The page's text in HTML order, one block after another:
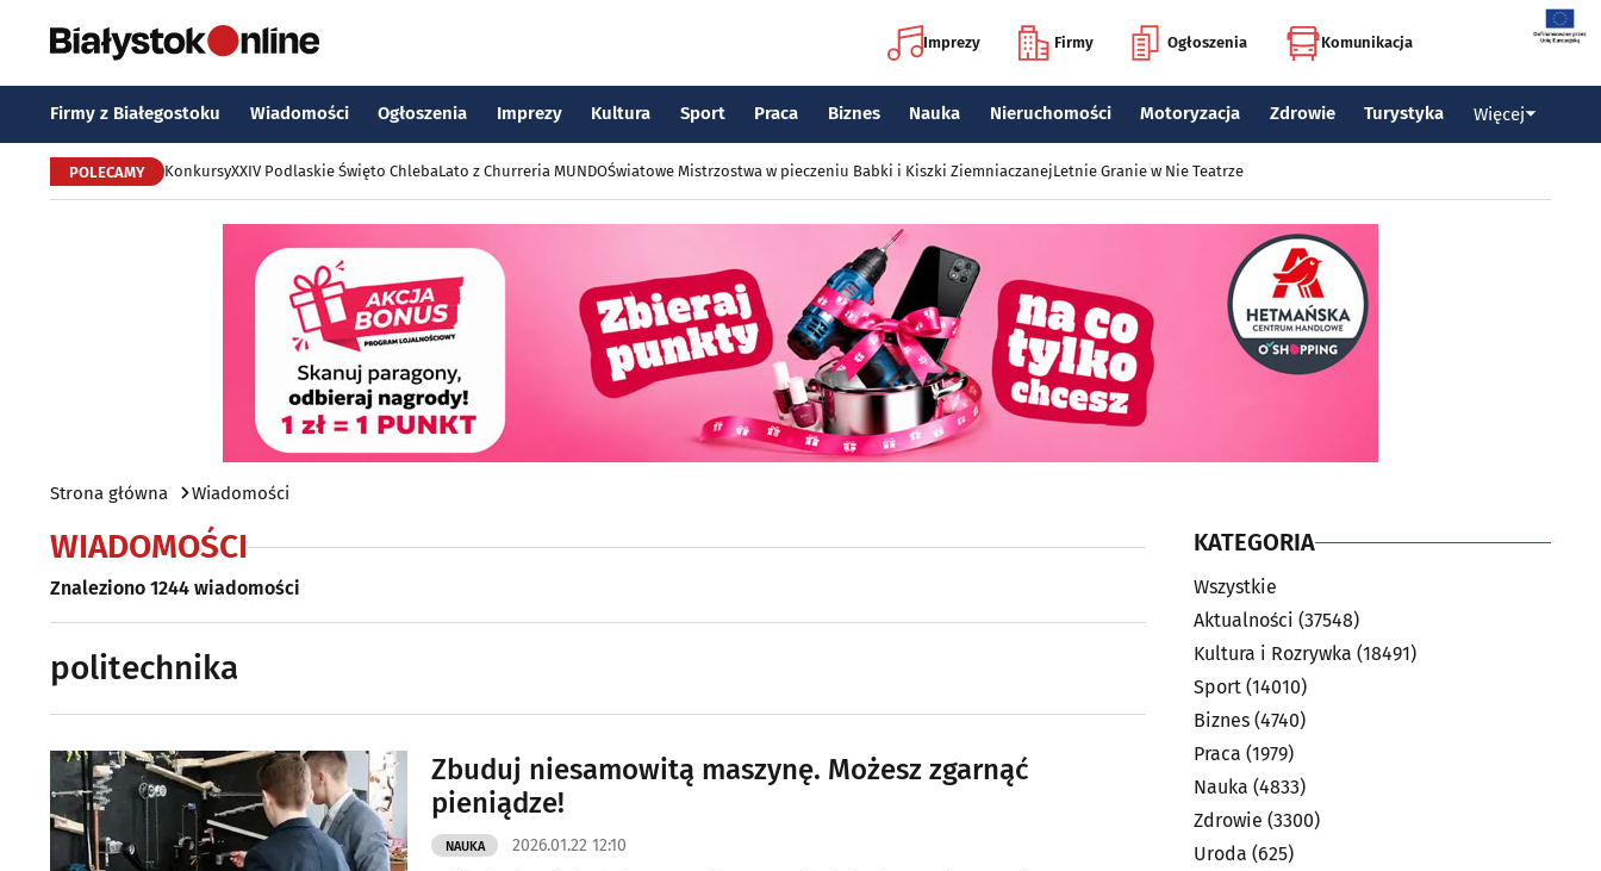
Imprezy Firmy Ogłoszenia Komunikacja
Firmy z Białegostoku Wiadomości Ogłoszenia Imprezy Kultura Sport Praca Biznes Nauka Nieruchomości Motoryzacja Zdrowie Turystyka Więcej
POLECAMY KonkursyXXIV Podlaskie Święto ChlebaLato z Churreria MUNDOŚwiatowe Mistrzostwa w pieczeniu Babki i Kiszki ZiemniaczanejLetnie Granie w Nie Teatrze
Strona główna Wiadomości
WIADOMOŚCI
Znaleziono 1244 wiadomości
politechnika
Zbuduj niesamowitą maszynę. Możesz zgarnąć
pieniądze!
NAUKA 2026.01.22 12:10
KATEGORIA
Wszystkie
Aktualności (37548)
Kultura i Rozrywka (18491)
Sport (14010)
Biznes (4740)
Praca (1979)
Nauka (4833)
Zdrowie (3300)
Uroda (625)